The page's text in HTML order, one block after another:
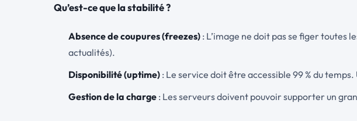
Qu’est-ce que la stabilité ?
Absence de coupures (freezes) : L’image ne doit pas se figer toutes
actualités).
Disponibilité (uptime) : Le service doit être accessible 99 % du
Gestion de la charge : Les serveurs doivent pouvoir supporter un